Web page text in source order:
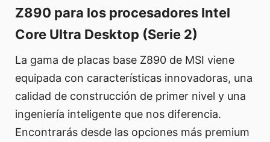
Z890 para los procesadores Intel
Core Ultra Desktop (Serie 2)
La gama de placas base Z890 de MSI viene
equipada con características innovadoras, una
calidad de construcción de primer nivel y una
ingeniería inteligente que nos diferencia.
Encontrarás desde las opciones más premium